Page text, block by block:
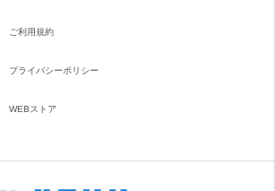
ご利用規約
プライバシーポリシー
WEBストア